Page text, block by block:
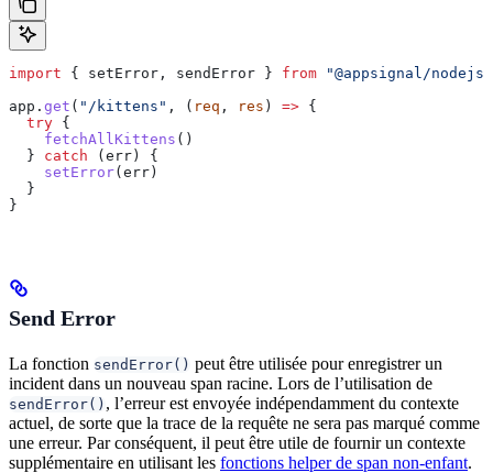
import { setError , sendError } from "@appsignal/nodejs"
app . get ( "/kittens" , ( req , res ) => {
  try
{
    fetchAllKittens
()
  }
catch ( err ) {
    setError
( err )
  }
}
Send Error
La fonction sendError() peut être utilisée pour enregistrer un
incident dans un nouveau span racine. Lors de l’utilisation de
sendError() , l’erreur est envoyée indépendamment du contexte
actuel, de sorte que la trace de la requête ne sera pas marqué comme
une erreur. Par conséquent, il peut être utile de fournir un contexte
supplémentaire en utilisant les fonctions helper de span non-enfant.